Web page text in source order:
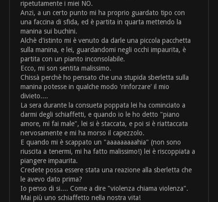
ripetutamente i miei NO.
Anzi, a un certo punto mi ha proprio guardato tipo con
una faccina di sfida, ed è partita in quarta mettendo la
manina sui buchini.
Alchè d'istinto mi è venuto da darle una piccola pacchetta
sulla manina, e lei, guardandomi negli occhi impaurita, è
partita con un pianto inconsolabile.
Ecco, mi son sentita malissimo.
Chissà perchè ho pensato che una stupida sberletta sulla
manina potesse in qualche modo 'rinforzare' il mio
divieto....
La sera durante la consueta poppata lei ha cominciato a
darmi degli schiaffetti, e quando io le ho detto "piano
amore, mi fai male", lei si è staccata, e poi si è riattaccata
nervosamente e mi ha morso il capezzolo.
E quando mi è scappato un "aaaaaaaaahia" (non sono
riuscita a tenermi, mi ha fatto malissimo!) lei è riscoppiata a
piangere impaurita.
Credete possa essere stata una reazione alla sberletta che
le avevo dato prima?
Io penso di si.... Come a dire "violenza chiama violenza".
Mai più uno schiaffetto nella nostra vita!